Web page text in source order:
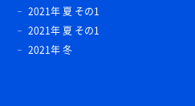
2021年 夏 その1
2021年 夏 その1
2021年 冬